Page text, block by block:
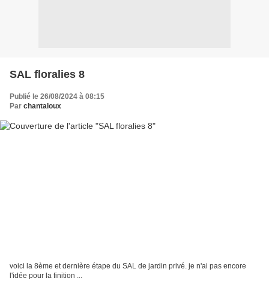
SAL floralies 8
Publié le 26/08/2024 à 08:15
Par chantaloux
voici la 8ème et dernière étape du SAL de jardin privé. je n'ai pas encore
l'idée pour la finition ...